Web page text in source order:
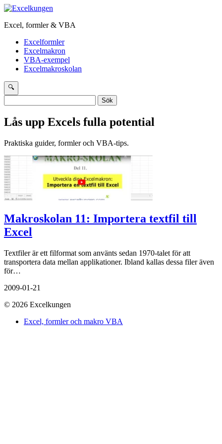
Excel, formler & VBA
Excelformler
Excelmakron
VBA-exempel
Excelmakroskolan
🔍
efter:
Lås upp Excels fulla potential
Praktiska guider, formler och VBA-tips.
Makroskolan 11: Importera textfil till
Excel
Textfiler är ett filformat som använts sedan 1970-talet för att
transportera data mellan applikationer. Ibland kallas dessa filer även
för…
2009-01-21
© 2026 Excelkungen
Excel, formler och makro VBA